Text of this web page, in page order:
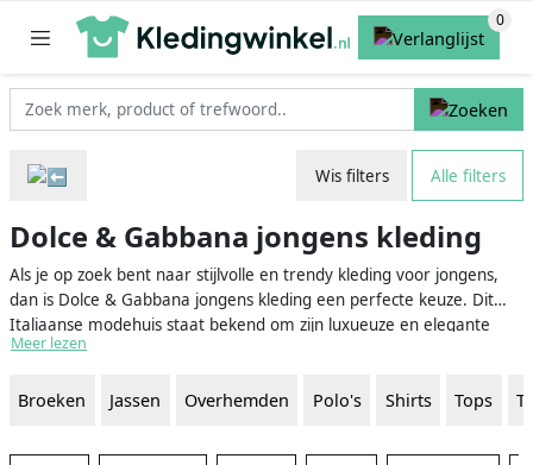
Wis filters Alle filters
Dolce & Gabbana jongens kleding
Als je op zoek bent naar stijlvolle en trendy kleding voor jongens,
dan is Dolce & Gabbana jongens kleding een perfecte keuze. Dit
Italiaanse modehuis staat bekend om zijn luxueuze en elegante
ontwerpen, gemaakt van hoogwaardige materialen. Dolce &
van casual dagelijkse outfits tot formele gelegenheden. Hier kan je
en pakken voor jonge gentlemen.
Meer lezen
Broeken Jassen Overhemden Polo's Shirts Tops